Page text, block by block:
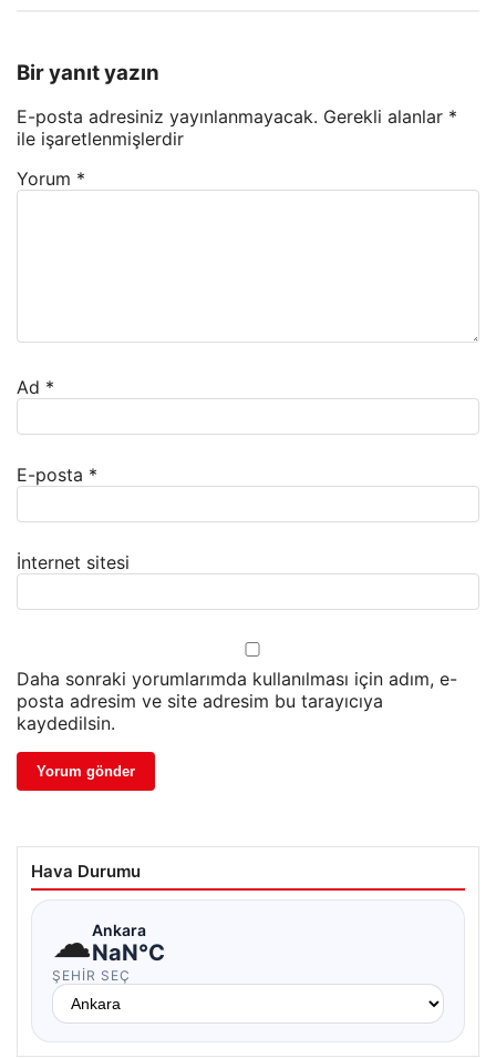
Bir yanıt yazın
E-posta adresiniz yayınlanmayacak. Gerekli alanlar *
ile işaretlenmişlerdir
Yorum *
Ad *
E-posta *
İnternet sitesi
Daha sonraki yorumlarımda kullanılması için adım, e-
posta adresim ve site adresim bu tarayıcıya
kaydedilsin.
Hava Durumu
☁Ankara
NaN°C
ŞEHIR SEÇ